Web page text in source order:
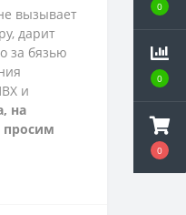
0
0
0
вызывает
дарит
за бязью
и
на
просим